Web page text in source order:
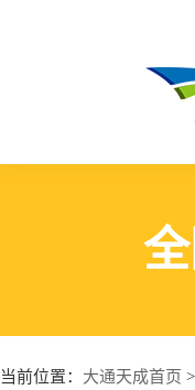
当前位置： 大通天成首页 >